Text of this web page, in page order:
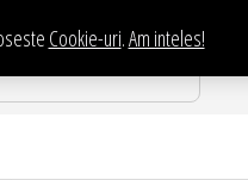
Cookie-uri.Am inteles!